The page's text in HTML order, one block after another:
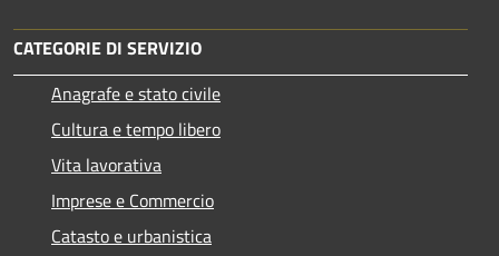
CATEGORIE DI SERVIZIO
Anagrafe e stato civile
Cultura e tempo libero
Vita lavorativa
Imprese e Commercio
Catasto e urbanistica